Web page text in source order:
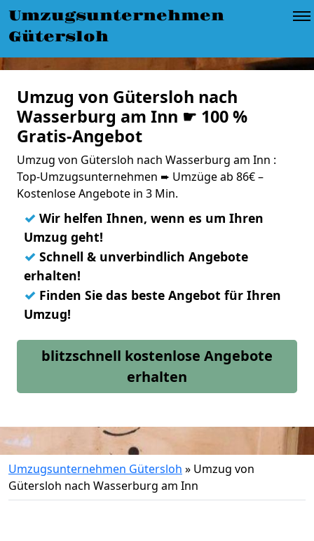
Umzugsunternehmen
Gütersloh
Umzug von Gütersloh nach
Wasserburg am Inn ☛ 100 %
Gratis-Angebot
Umzug von Gütersloh nach Wasserburg am Inn :
Top-Umzugsunternehmen ➨ Umzüge ab 86€ –
Kostenlose Angebote in 3 Min.
✓ Wir helfen Ihnen, wenn es um Ihren
Umzug geht!
✓ Schnell & unverbindlich Angebote
erhalten!
✓ Finden Sie das beste Angebot für Ihren
Umzug!
blitzschnell kostenlose Angebote
erhalten
Umzugsunternehmen Gütersloh » Umzug von
Gütersloh nach Wasserburg am Inn